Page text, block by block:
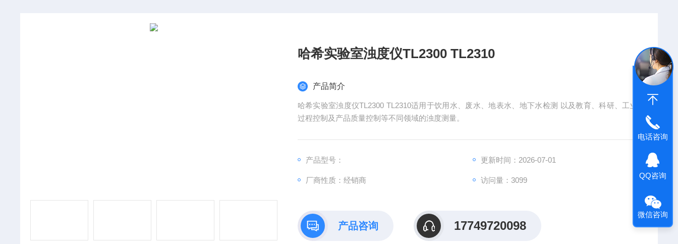
哈希实验室浊度仪TL2300 TL2310
产品简介
哈希实验室浊度仪TL2300 TL2310适用于饮用水、废水、地表水、地下水检测 以及教育、科研、工业
过程控制及产品质量控制等不同领域的浊度测量。
产品型号： 更新时间：2026-07-01
厂商性质：经销商 访问量：3099
产品咨询 17749720098
电话咨询
QQ咨询
微信咨询